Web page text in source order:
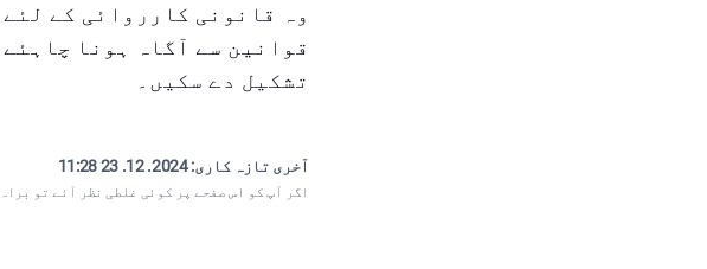
وہ قانونی کارروائی کے لئے
قوانین سے آگاہ ہونا
تشکیل دے سکیں۔
آخری تازہ کاری:2024. 12. 23 11:28
اگر آپ کو اس صفحے پر کوئی غلطی نظر آئے تو